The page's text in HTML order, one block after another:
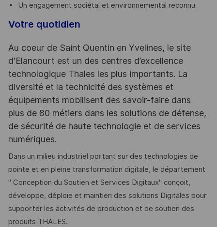
Un engagement sociétal et environnemental reconnu
Votre quotidien
Au coeur de Saint Quentin en Yvelines, le site
d'Elancourt est un des centres d’excellence
technologique Thales les plus importants. La
diversité et la technicité des systèmes et
équipements mobilisent des savoir-faire dans
plus de 80 métiers dans les solutions de défense,
de sécurité de haute technologie et de services
numériques.
Dans un milieu industriel portant sur des technologies de
pointe et en pleine transformation digitale, le département
" Conception du Soutien et Services Digitaux" conçoit,
développe, déploie et maintien des solutions Digitales pour
supporter les activités de production et de soutien des
produits THALES.